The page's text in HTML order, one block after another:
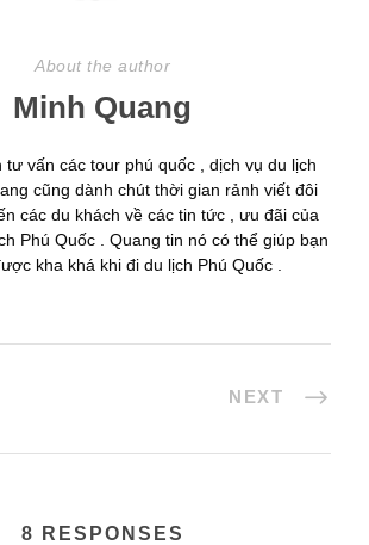
About the author
Minh Quang
tư vấn các tour phú quốc , dịch vụ du lịch
cũng dành chút thời gian rảnh viết đôi
các du khách về các tin tức , ưu đãi của
Phú Quốc . Quang tin nó có thể giúp bạn
kha khá khi đi du lịch Phú Quốc .
NEXT
8 RESPONSES